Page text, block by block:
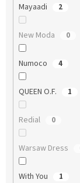
Mayaadi 2
New Moda 0
Numoco 4
QUEEN O.F. 1
Redial 0
Warsaw Dress
With You 1